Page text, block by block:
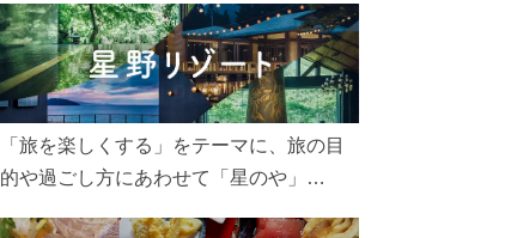
「旅を楽しくする」をテーマに、旅の目
的や過ごし方にあわせて「星のや」